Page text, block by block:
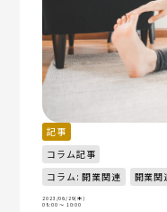
記事
コラム記事
コラム: 開業関連
開業関
2023/06/29(木)
08:00〜 10:00